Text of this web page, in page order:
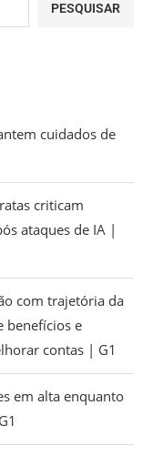
PESQUISAR
cuidados de
criticam
ataques de IA |
com trajetória da
benefícios e
contas | G1
em alta enquanto